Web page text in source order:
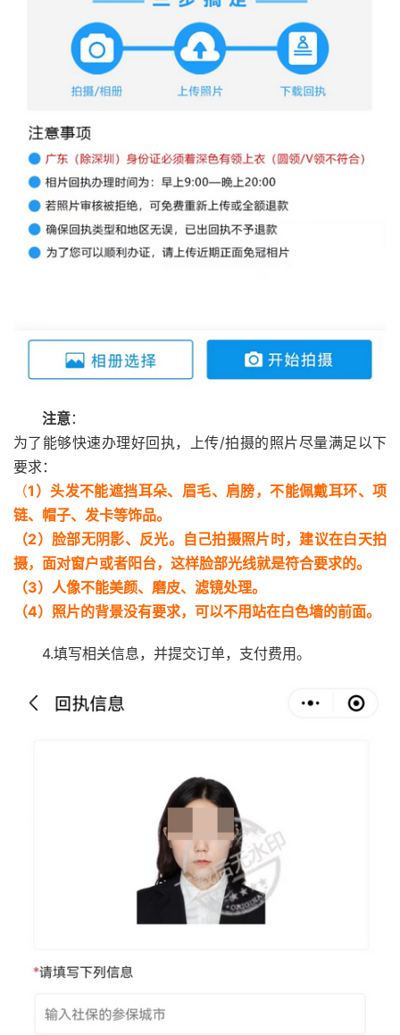
注意：
为了能够快速办理好回执，上传/拍摄的照片尽量满足以下
要求：
（1）头发不能遮挡耳朵、眉毛、肩膀，不能佩戴耳环、项
链、帽子、发卡等饰品。
（2）脸部无阴影、反光。自己拍摄照片时，建议在白天拍
摄，面对窗户或者阳台，这样脸部光线就是符合要求的。
（3）人像不能美颜、磨皮、滤镜处理。
（4）照片的背景没有要求，可以不用站在白色墙的前面。
4.填写相关信息，并提交订单，支付费用。